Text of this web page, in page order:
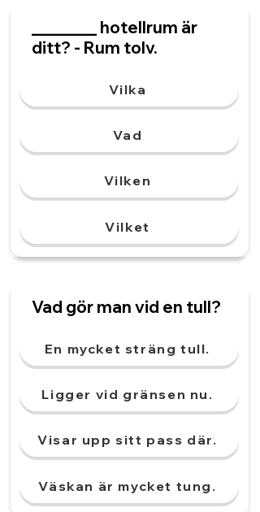
________ hotellrum är
ditt? - Rum tolv.
Vilka
Vad
Vilken
Vilket
Vad gör man vid en tull?
En mycket sträng tull.
Ligger vid gränsen nu.
Visar upp sitt pass där.
Väskan är mycket tung.